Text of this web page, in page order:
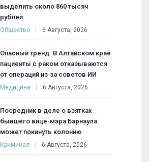
выделить около 860 тысяч
рублей
Общество 6 Августа, 2026
Опасный тренд. В Алтайском крае
пациенты с раком отказываются
от операций из‑за советов ИИ
Медицина 6 Августа, 2026
Посредник в деле о взятках
бывшего вице-мэра Барнаула
может покинуть колонию
Криминал 6 Августа, 2026